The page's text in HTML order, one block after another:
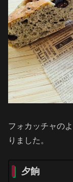
フォカッチャの
りました。
夕餉